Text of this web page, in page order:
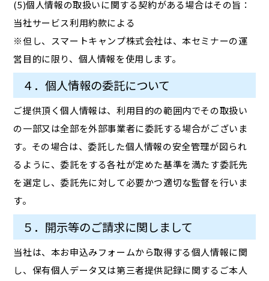
(5)個人情報の取扱いに関する契約がある場合はその旨：
当社サービス利用約款による
※但し、スマートキャンプ株式会社は、本セミナーの運
営目的に限り、個人情報を使用します。
４．個人情報の委託について
ご提供頂く個人情報は、利用目的の範囲内でその取扱い
の一部又は全部を外部事業者に委託する場合がございま
す。その場合は、委託した個人情報の安全管理が図られ
るように、委託をする各社が定めた基準を満たす委託先
を選定し、委託先に対して必要かつ適切な監督を行いま
す。
５．開示等のご請求に関しまして
当社は、本お申込みフォームから取得する個人情報に関
し、保有個人データ又は第三者提供記録に関するご本人